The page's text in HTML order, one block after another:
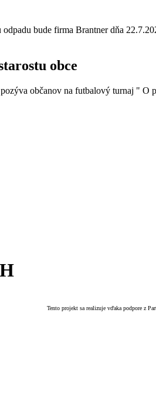
bude firma Brantner dňa
obce
občanov na futbalový turnaj " O
Tento projekt sa realizuje vďaka podpore z